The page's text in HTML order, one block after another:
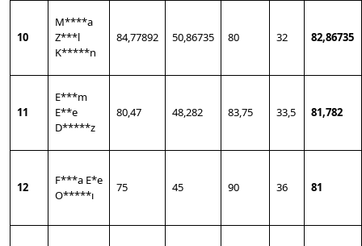
10
M****a
Z***l
K*****n
84,77892 50,86735 80 32 82,86735
11
E***m
E**e
D*****z
80,47 48,282 83,75 33,5 81,782
12
F***a E*e
O*****ı
75 45 90 36 81